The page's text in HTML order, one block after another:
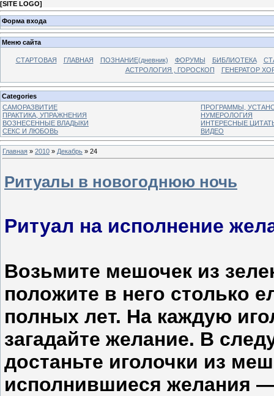
[SITE LOGO]
Форма входа
Меню сайта
СТАРТОВАЯ ГЛАВНАЯ ПОЗНАНИЕ(дневник) ФОРУМЫ БИБЛИОТЕКА
АСТРОЛОГИЯ , ГОРОСКОП
ГЕНЕРАТОР
Categories
САМОРАЗВИТИЕ
ПРОГРАММЫ,
ПРАКТИКА, УПРАЖНЕНИЯ
НУМЕРОЛОГИЯ
ВОЗНЕСЕННЫЕ ВЛАДЫКИ
ИНТЕРЕСНЫЕ
СЕКС И ЛЮБОВЬ
ВИДЕО
Главная » 2010 » Декабрь » 24
Ритуалы в новогоднюю ночь
Ритуал на исполнение
Возьмите мешочек из
положите в него столько
полных лет. На каждую
загадайте желание. В
достаньте иголочки из
исполнившиеся желания